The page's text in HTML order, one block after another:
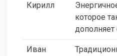
Кирилл
которое
дополняет
Иван